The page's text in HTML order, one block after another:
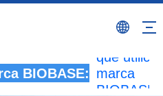
BIOBASE: marca
BIOBASE